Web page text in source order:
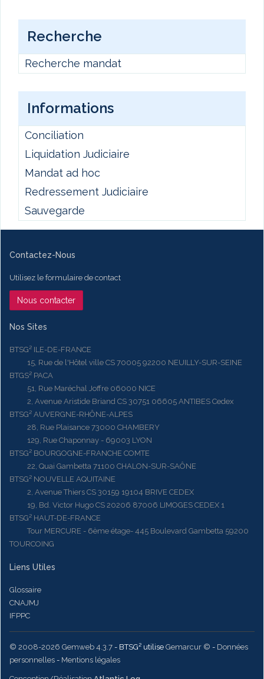
Recherche
Recherche mandat
Informations
Conciliation
Liquidation Judiciaire
Mandat ad hoc
Redressement Judiciaire
Sauvegarde
Contactez-Nous
Utilisez le formulaire de contact
Nous contacter
Nos Sites
BTSG² ILE-DE-FRANCE
15, Rue de l'Hôtel ville CS 70005 92200 NEUILLY-SUR-SEINE
BTGS² PACA
51, Rue Maréchal Joffre 06000 NICE
2, Avenue Aristide Briand CS 30751 06605 ANTIBES Cedex
BTSG² AUVERGNE-RHÔNE-ALPES
28, Rue Plaisance 73000 CHAMBERY
129, Rue Chaponnay - 69003 LYON
BTSG² BOURGOGNE-FRANCHE COMTE
22, Quai Gambetta 71100 CHALON-SUR-SAÔNE
BTSG² NOUVELLE AQUITAINE
2, Avenue Thiers CS 30159 19104 BRIVE CEDEX
19, Bd. Victor Hugo CS 20206 87006 LIMOGES CEDEX 1
BTSG² HAUT-DE-FRANCE
Tour MERCURE - 6ème étage- 445 Boulevard Gambetta 59200
TOURCOING
Liens Utiles
Glossaire
CNAJMJ
IFPPC
© 2008-2026 Gemweb 4.3.7 - BTSG² utilise Gemarcur © - Données
personnelles - Mentions légales